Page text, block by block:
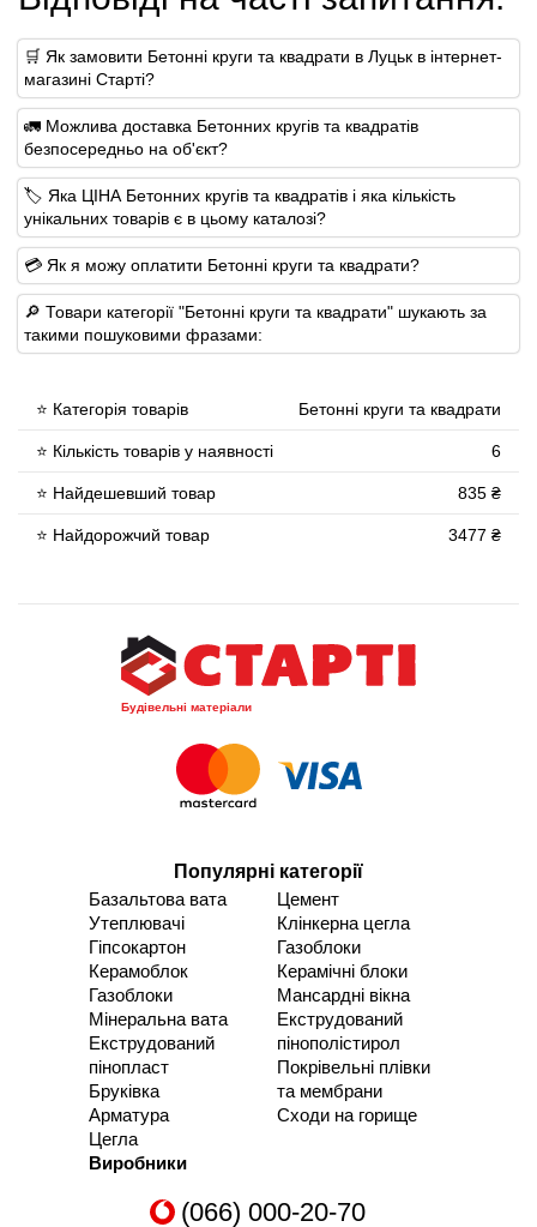
🛒 Як замовити Бетонні круги та квадрати в Луцьк в інтернет-
магазині Старті?
🚛 Можлива доставка Бетонних кругів та квадратів
безпосередньо на об'єкт?
🏷 Яка ЦІНА Бетонних кругів та квадратів і яка кількість
унікальних товарів є в цьому каталозі?
💳 Як я можу оплатити Бетонні круги та квадрати?
🔎 Товари категорії "Бетонні круги та квадрати" шукають за
такими пошуковими фразами:
⭐ Категорія товарів Бетонні круги та квадрати
⭐ Кількість товарів у наявності 6
⭐ Найдешевший товар 835 ₴
⭐ Найдорожчий товар 3477 ₴
Будівельні матеріали
Популярні категорії
Базальтова вата
Утеплювачі
Гіпсокартон
Керамоблок
Газоблоки
Мінеральна вата
Екструдований
пінопласт
Бруківка
Арматура
Цегла
Цемент
Клінкерна цегла
Газоблоки
Керамічні блоки
Мансардні вікна
Екструдований
пінополістирол
Покрівельні плівки
та мембрани
Сходи на горище
Виробники
(066) 000-20-70